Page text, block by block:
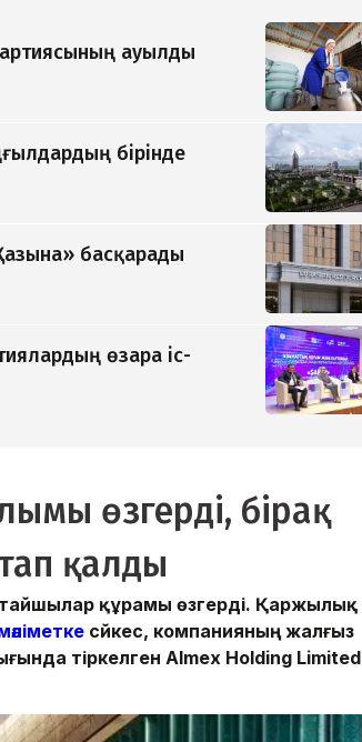
ауылды
бірінде
басқарады
өзара іс-
өзгерді, бірақ
қалды
құрамы өзгерді. Қаржылық
сәйкес, компанияның жалғыз
тіркелген Almex Holding Limited